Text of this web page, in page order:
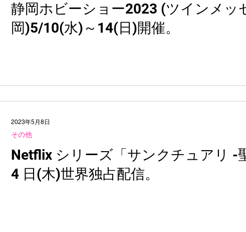
静岡ホビーショー2023 (ツインメッ
岡)5/10(水)～14(日)開催。
Netflix シリーズ「サンクチュアリ -
4 日(木)世界独占配信。
その他
2023年5月8日